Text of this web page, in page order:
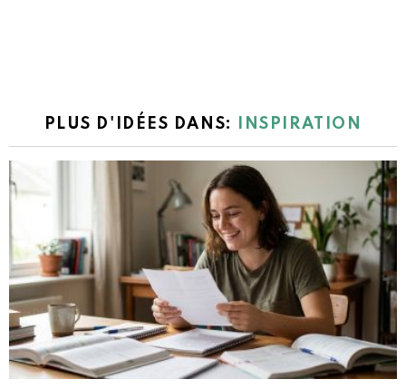
PLUS D'IDÉES DANS: INSPIRATION